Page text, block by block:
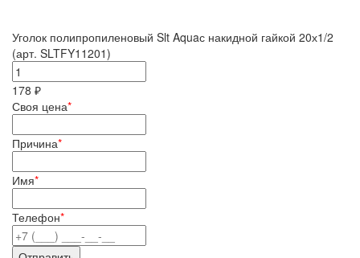
Уголок полипропиленовый Slt Aquaс накидной гайкой 20х1/2
(арт. SLTFY11201)
178 ₽
Своя цена*
Причина*
Имя*
Телефон*